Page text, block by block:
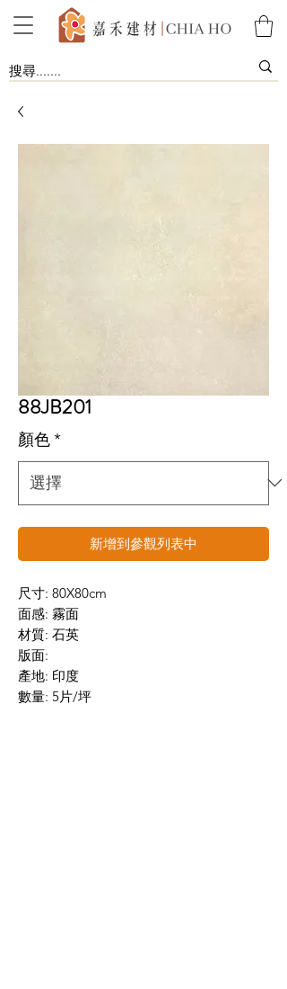
88JB201
顏色*
新增到參觀列表中
尺寸: 80X80cm
面感: 霧面
材質: 石英
版面:
產地: 印度
數量: 5片/坪